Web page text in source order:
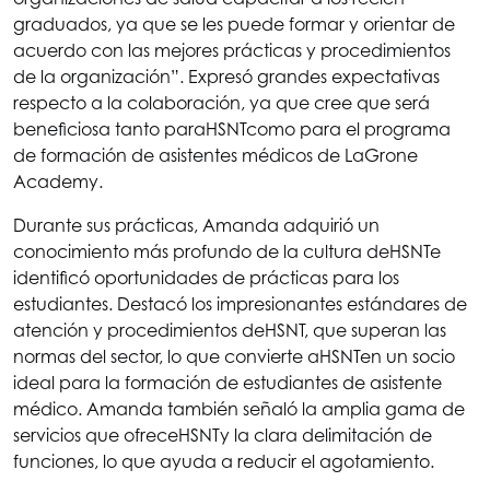
graduados, ya que se les puede formar y orientar de
acuerdo con las mejores prácticas y procedimientos
de la organización”. Expresó grandes expectativas
respecto a la colaboración, ya que cree que será
beneficiosa tanto paraHSNTcomo para el programa
de formación de asistentes médicos de LaGrone
Academy.
Durante sus prácticas, Amanda adquirió un
conocimiento más profundo de la cultura deHSNTe
identificó oportunidades de prácticas para los
estudiantes. Destacó los impresionantes estándares de
atención y procedimientos deHSNT, que superan las
normas del sector, lo que convierte aHSNTen un socio
ideal para la formación de estudiantes de asistente
médico. Amanda también señaló la amplia gama de
servicios que ofreceHSNTy la clara delimitación de
funciones, lo que ayuda a reducir el agotamiento.